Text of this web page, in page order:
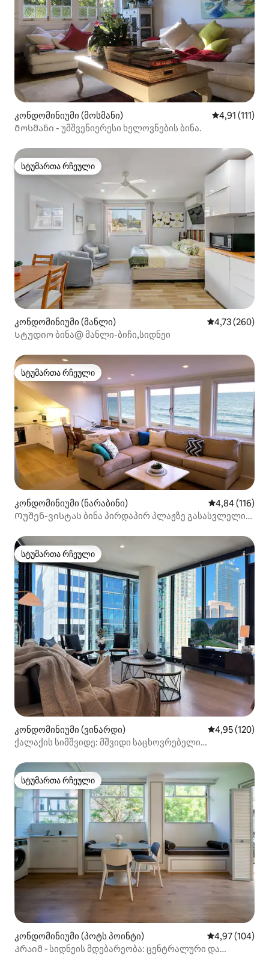
კონდომინიუმი (მოსმანი) საშუალო
4,91 (111)
Მოსმანი - უმშვენიერესი ხელოვნების ბინა.
სტუმართა რჩეული
სტუმართა რჩეული
კონდომინიუმი (მანლი) საშუალო
4,73 (260)
Სტუდიო ბინა@ მანლი-ბიჩი,სიდნეი
სტუმართა რჩეული
სტუმართა რჩეული
კონდომინიუმი (ნარაბინი) საშუალო
4,84 (116)
Ოუშენ-ვისტას ბინა პირდაპირ პლაჟზე გასასვლელით;
სტუმართა რჩეული
სტუმართა რჩეული
კონდომინიუმი (ვინარდი) საშუალო
4,95 (120)
ქალაქის სიმშვიდე: მშვიდი საცხოვრებელი
სტუმართა რჩეული
სტუმართა რჩეული
კონდომინიუმი (პოტს პოინტი) საშუალო
4,97 (104)
Პრაიმ ‑ სიდნეის მდებარეობა: ცენტრალური და